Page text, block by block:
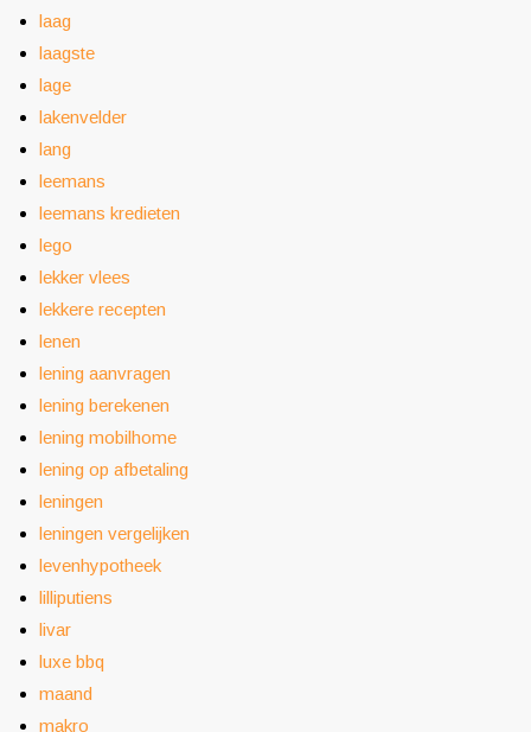
laag
laagste
lage
lakenvelder
lang
leemans
leemans kredieten
lego
lekker vlees
lekkere recepten
lenen
lening aanvragen
lening berekenen
lening mobilhome
lening op afbetaling
leningen
leningen vergelijken
levenhypotheek
lilliputiens
livar
luxe bbq
maand
makro